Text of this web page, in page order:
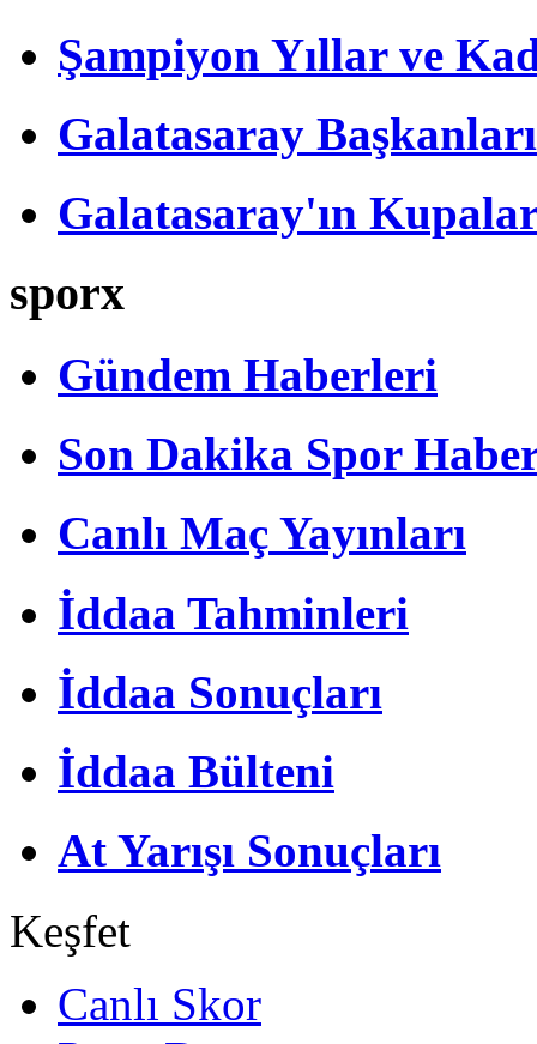
Şampiyon Yıllar ve
Galatasaray Başkanları
Galatasaray'ın
sporx
Gündem Haberleri
Son Dakika Spor
Canlı Maç Yayınları
İddaa Tahminleri
İddaa Sonuçları
İddaa Bülteni
At Yarışı Sonuçları
Keşfet
Canlı Skor